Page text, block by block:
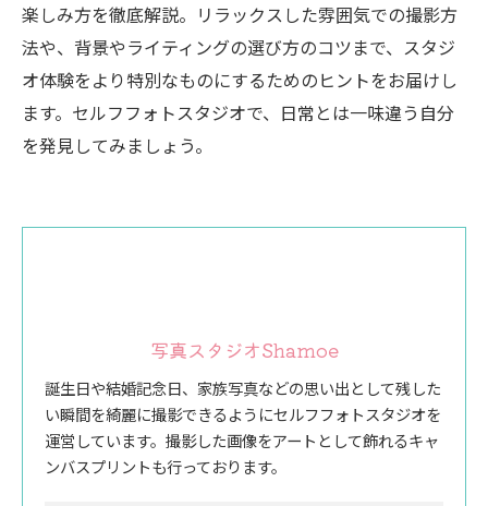
楽しみ方を徹底解説。リラックスした雰囲気での撮影方
法や、背景やライティングの選び方のコツまで、スタジ
オ体験をより特別なものにするためのヒントをお届けし
ます。セルフフォトスタジオで、日常とは一味違う自分
を発見してみましょう。
写真スタジオShamoe
誕生日や結婚記念日、家族写真などの思い出として残した
い瞬間を綺麗に撮影できるようにセルフフォトスタジオを
運営しています。撮影した画像をアートとして飾れるキャ
ンバスプリントも行っております。